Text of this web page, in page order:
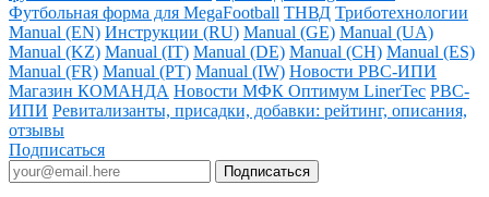
Футбольная форма для MegaFootball ТНВД Триботехнологии
Manual (EN) Инструкции (RU) Manual (GE) Manual (UA)
Manual (KZ) Manual (IT) Manual (DE) Manual (CH) Manual (ES)
Manual (FR) Manual (PT) Manual (IW) Новости РВС-ИПИ
Магазин КОМАНДА Новости МФК Оптимум LinerTec РВС-
ИПИ Ревитализанты, присадки, добавки: рейтинг, описания,
отзывы
Подписаться